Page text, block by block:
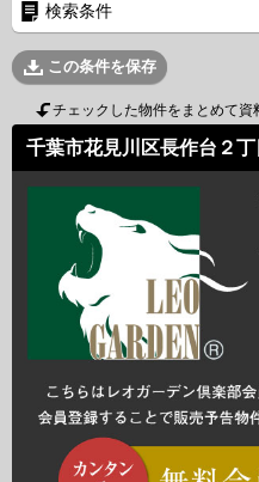
検索条件
この条件を保存
チェックした物件をまとめて資
千葉市花見川区長作台２